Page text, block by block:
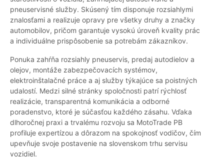
pneuservisné služby. Skúsený tím disponuje rozsiahlymi
znalosťami a realizuje opravy pre všetky druhy a značky
automobilov, pričom garantuje vysokú úroveň kvality prác
a individuálne prispôsobenie sa potrebám zákazníkov.
Ponuka zahŕňa rozsiahly pneuservis, predaj autodielov a
olejov, montáže zabezpečovacích systémov,
elektroinštalačné práce a aj služby týkajúce sa poistných
udalostí. Medzi silné stránky spoločnosti patrí rýchlosť
realizácie, transparentná komunikácia a odborné
poradenstvo, ktoré je súčasťou každého zásahu. Vďaka
dlhoročnej praxi a trvalému rozvoju sa MotoTrade PB
profiluje expertízou a dôrazom na spokojnosť vodičov, čím
upevňuje svoje postavenie na slovenskom trhu servisu
vozidiel.